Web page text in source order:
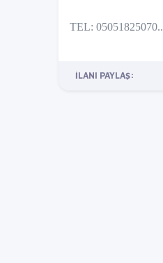
TEL: 05051825070..
İLANI PAYLAŞ: